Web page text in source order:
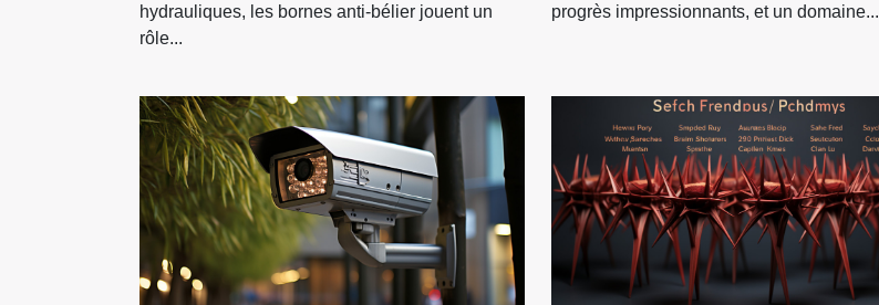
hydrauliques, les bornes anti-bélier jouent un
rôle...
progrès impressionnants, et un domaine...